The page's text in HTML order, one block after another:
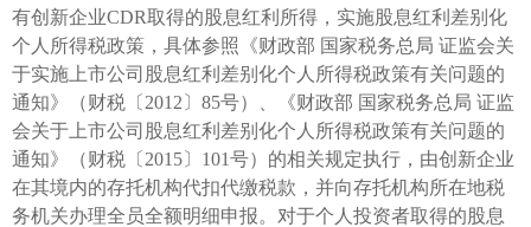
有创新企业CDR取得的股息红利所得，实施股息红利差别化
个人所得税政策，具体参照《财政部 国家税务总局 证监会关
于实施上市公司股息红利差别化个人所得税政策有关问题的
通知》（财税〔2012〕85号）、《财政部 国家税务总局 证监
会关于上市公司股息红利差别化个人所得税政策有关问题的
通知》（财税〔2015〕101号）的相关规定执行，由创新企业
在其境内的存托机构代扣代缴税款，并向存托机构所在地税
务机关办理全员全额明细申报。对于个人投资者取得的股息